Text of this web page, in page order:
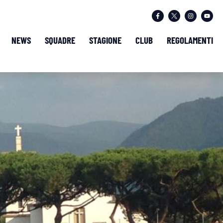
NEWS SQUADRE STAGIONE CLUB REGOLAMENTI